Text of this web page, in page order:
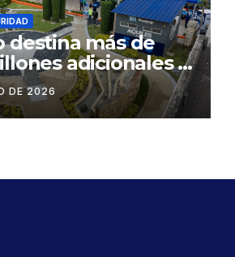
destina más de
adicionales a
para fortalecer la
ciudadana
DE 2026